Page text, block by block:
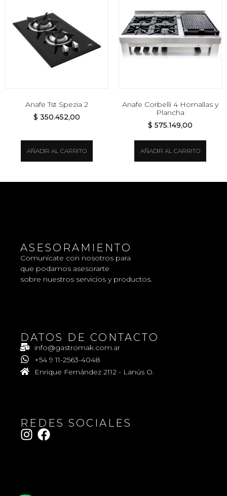
Anafe Tst Spezia 2
$ 350.452,00
AÑADIR AL CARRITO
Anafe Corbelli 4 Hornallas y
Plancha
$ 575.149,00
AÑADIR AL CARRITO
ASESORAMIENTO
Comunícate con nosotros para
que podamos asesorarte
sobre nuestros servicios y productos.
DATOS DE CONTACTO
info@gastromak.com.ar
+54 9 11-2563-4048
Enrique Fernández 2112 - Lanús O.
REDES SOCIALES